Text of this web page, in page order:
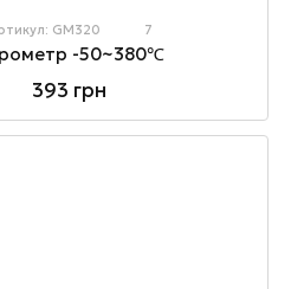
GM320 7
-50~380℃
393 грн